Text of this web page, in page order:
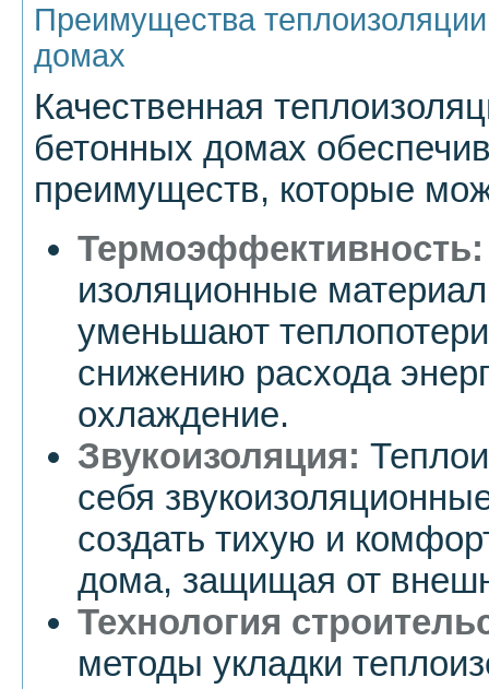
Преимущества
домах
Качественная
бетонных домах
преимуществ, которые
Термоэффективность:
изоляционные
уменьшают
снижению расхода
охлаждение.
Звукоизоляция:
себя
создать тихую и
дома, защищая от
Технология
методы укладки